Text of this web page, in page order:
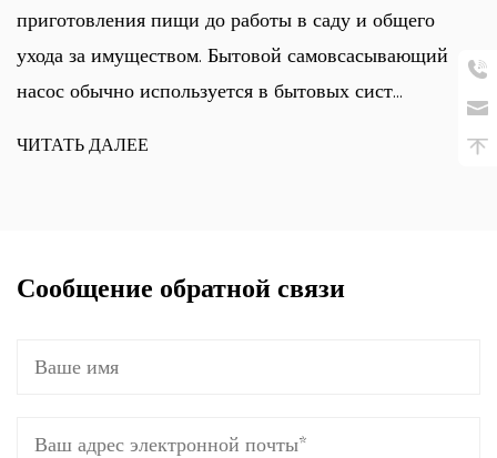
приготовления пищи до работы в саду и общего
ухода за имуществом. Бытовой самовсасывающий
насос обычно используется в бытовых сист...
ЧИТАТЬ ДАЛЕЕ
Сообщение обратной связи